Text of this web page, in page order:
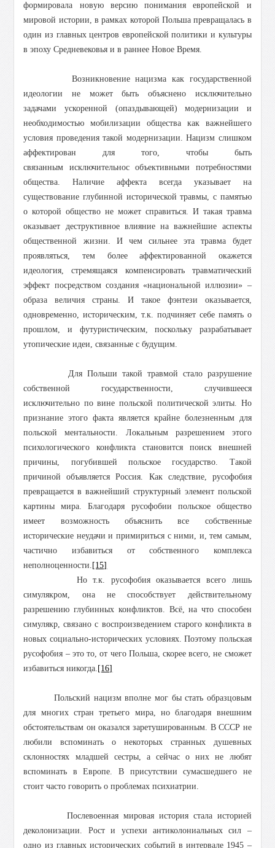
формировала новую версию понимания европейской и
мировой истории, в рамках которой Польша превращалась в
один из главных центров европейской политики и культуры
в эпоху Средневековья и в раннее Новое Время.
Возникновение нацизма как государственной
идеологии не может быть объяснено исключительно
задачами ускоренной (опаздывающей) модернизации и
необходимостью мобилизации общества как важнейшего
условия проведения такой модернизации. Нацизм слишком
аффектирован для того, чтобы быть
связанным исключительнос объективными потребностями
общества. Наличие аффекта всегда указывает на
существование глубинной исторической травмы, с памятью
о которой общество не может справиться. И такая травма
оказывает деструктивное влияние на важнейшие аспекты
общественной жизни. И чем сильнее эта травма будет
проявляться, тем более аффектированной окажется
идеология, стремящаяся компенсировать травматический
эффект посредством создания «национальной иллюзии» –
образа величия страны. И такое фэнтези оказывается,
одновременно, историческим, т.к. подчиняет себе память о
прошлом, и футуристическим, поскольку разрабатывает
утопические идеи, связанные с будущим.
Для Польши такой травмой стало разрушение
собственной государственности, случившееся
исключительно по вине польской политической элиты. Но
признание этого факта является крайне болезненным для
польской ментальности. Локальным разрешением этого
психологического конфликта становится поиск внешней
причины, погубившей польское государство. Такой
причиной объявляется Россия. Как следствие, русофобия
превращается в важнейший структурный элемент польской
картины мира. Благодаря русофобии польское общество
имеет возможность объяснить все собственные
исторические неудачи и примириться с ними, и, тем самым,
частично избавиться от собственного комплекса
неполноценности. [15]
Но т.к. русофобия оказывается всего лишь
симулякром, она не способствует действительному
разрешению глубинных конфликтов. Всё, на что способен
симулякр, связано с воспроизведением старого конфликта в
новых социально-исторических условиях. Поэтому польская
русофобия – это то, от чего Польша, скорее всего, не сможет
избавиться никогда. [16]
Польский нацизм вполне мог бы стать образцовым
для многих стран третьего мира, но благодаря внешним
обстоятельствам он оказался заретушированным. В СССР не
любили вспоминать о некоторых странных душевных
склонностях младшей сестры, а сейчас о них не любят
вспоминать в Европе. В присутствии сумасшедшего не
стоит часто говорить о проблемах психиатрии.
Послевоенная мировая история стала историей
деколонизации. Рост и успехи антиколониальных сил –
одно из главных исторических событий в интервале 1945 –